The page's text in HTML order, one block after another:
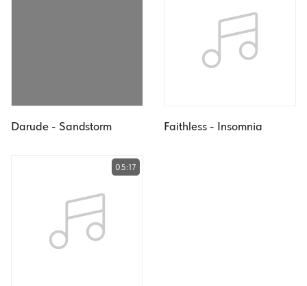
Darude - Sandstorm Faithless - Insomnia
05:17